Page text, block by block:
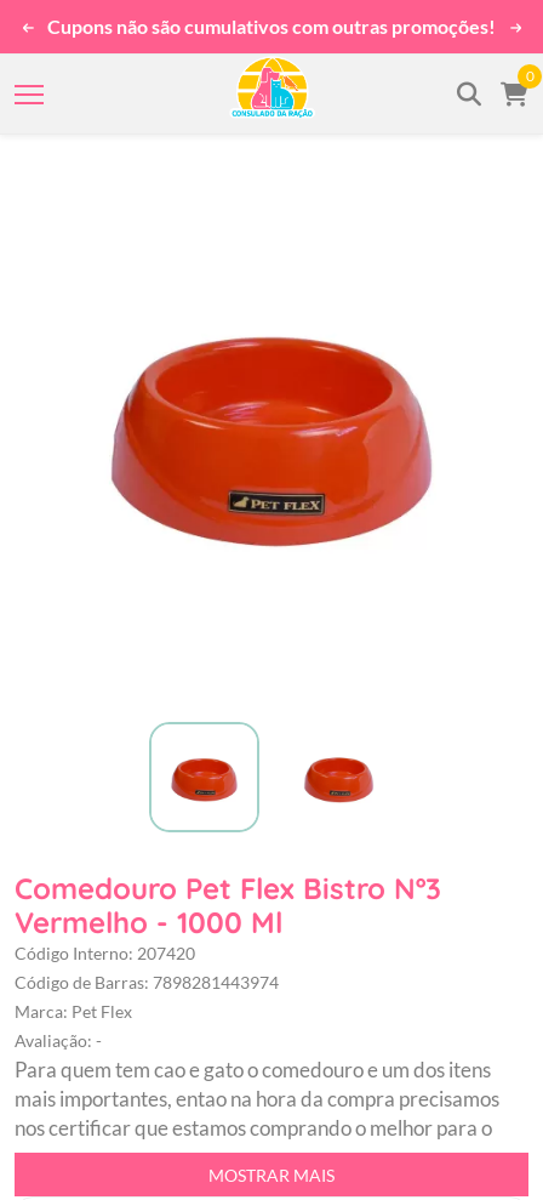
Cupons não são cumulativos com outras promoções!
0
Comedouro Pet Flex Bistro Nº3
Vermelho - 1000 Ml
Código Interno: 207420
Código de Barras: 7898281443974
Marca: Pet Flex
Avaliação: -
Para quem tem cao e gato o comedouro e um dos itens
mais importantes, entao na hora da compra precisamos
nos certificar que estamos comprando o melhor para o
nosso pet, nao e mesmobr Alem de existir diversos
formatos e materiais, temos que levar sempre em conta a
MOSTRAR MAIS